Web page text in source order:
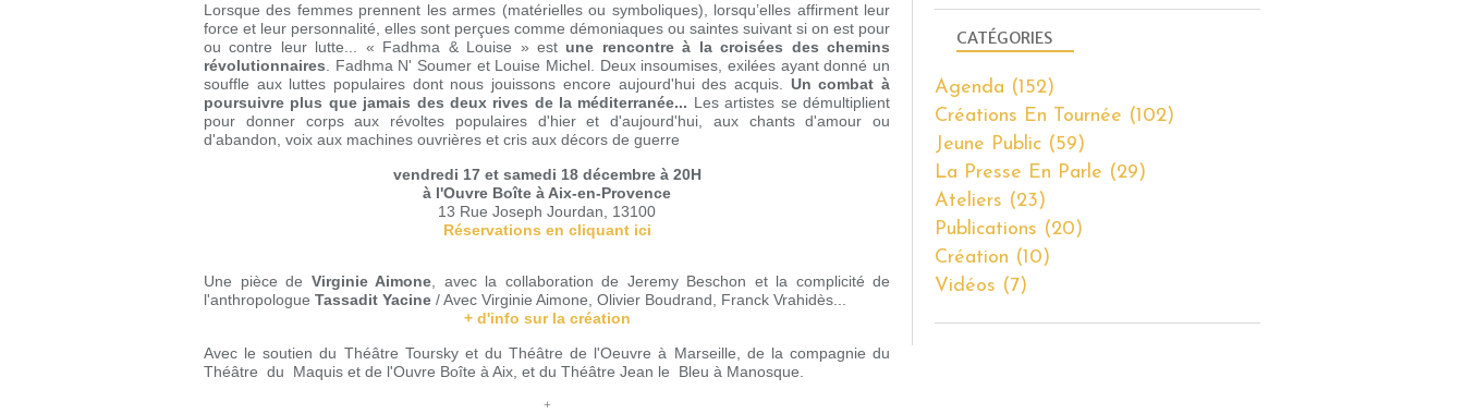
Lorsque des femmes prennent les armes (matérielles ou symboliques), lorsqu’elles affirment leur
force et leur personnalité, elles sont perçues comme démoniaques ou saintes suivant si on est pour
ou contre leur lutte... « Fadhma & Louise » est une rencontre à la croisées des chemins
révolutionnaires . Fadhma N' Soumer et Louise Michel. Deux insoumises, exilées ayant donné un
souffle aux luttes populaires dont nous jouissons encore aujourd'hui des acquis. Un combat à
poursuivre plus que jamais des deux rives de la méditerranée... Les artistes se démultiplient
pour donner corps aux révoltes populaires d'hier et d'aujourd'hui, aux chants d'amour ou
d'abandon, voix aux machines ouvrières et cris aux décors de guerre
vendredi 17 et samedi 18 décembre à 20H
à l'Ouvre Boîte à Aix-en-Provence
13 Rue Joseph Jourdan, 13100
Réservations en cliquant ici
Une pièce de Virginie Aimone , avec la collaboration de Jeremy Beschon et la complicité de
l'anthropologue Tassadit Yacine / Avec Virginie Aimone, Olivier Boudrand, Franck Vrahidès...
+ d'info sur la création
Avec le soutien du Théâtre Toursky et du Théâtre de l'Oeuvre à Marseille, de la compagnie du
Théâtre du Maquis et de l'Ouvre Boîte à Aix, et du Théâtre Jean le Bleu à Manosque.
+
CATÉGORIES
Agenda (152)
Créations En Tournée (102)
Jeune Public (59)
La Presse En Parle (29)
Ateliers (23)
Publications (20)
Création (10)
Vidéos (7)